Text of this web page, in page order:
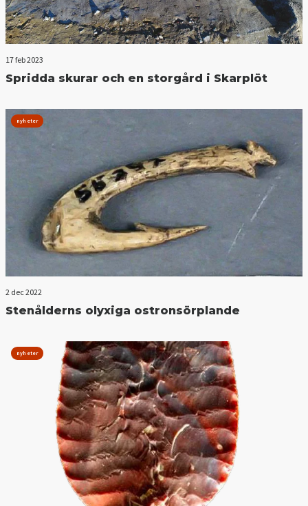
17 feb 2023
Spridda skurar och en storgård i Skarplöt
nyheter
2 dec 2022
Stenålderns olyxiga ostronsörplande
nyheter